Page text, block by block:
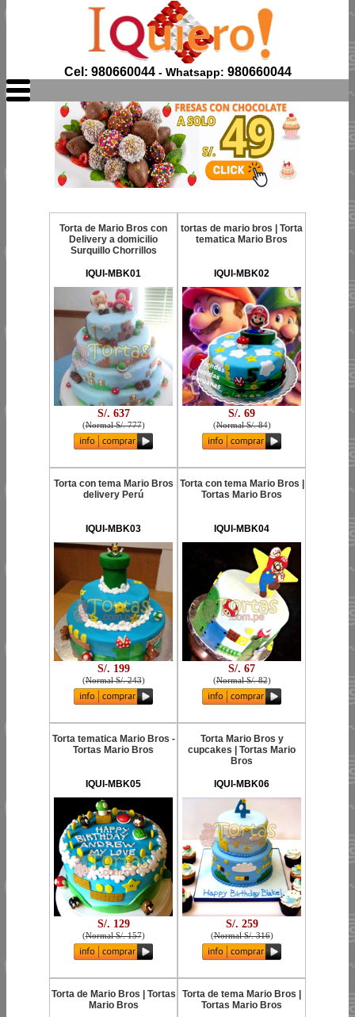
Cel: 980660044- Whatsapp: 980660044
Torta de Mario Bros con
Delivery a domicilio
Surquillo Chorrillos
IQUI-MBK01
S/. 637
(Normal S/. 777)
tortas de mario bros | Torta
tematica Mario Bros
IQUI-MBK02
S/. 69
(Normal S/. 84)
Torta con tema Mario Bros
delivery Perú
IQUI-MBK03
S/. 199
(Normal S/. 243)
Torta con tema Mario Bros |
Tortas Mario Bros
IQUI-MBK04
S/. 67
(Normal S/. 82)
Torta tematica Mario Bros -
Tortas Mario Bros
IQUI-MBK05
S/. 129
(Normal S/. 157)
Torta Mario Bros y
cupcakes | Tortas Mario
Bros
IQUI-MBK06
S/. 259
(Normal S/. 316)
Torta de Mario Bros | Tortas
Mario Bros
Torta de tema Mario Bros |
Tortas Mario Bros